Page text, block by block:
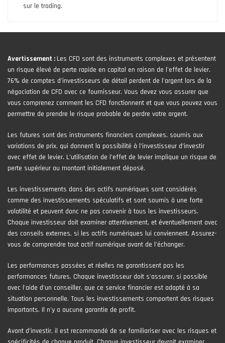
sur le trading.
Avertissement : Les CFD sont des instruments complexes et présentent
un risque élevé de perte rapide en capital en raison de l'effet de levier.
76% de comptes d'investisseurs de détail perdent de l'argent lors de la
négociation de CFD avec ce fournisseur. Vous devez vous assurer que
vous comprenez comment les CFD fonctionnent et que vous pouvez vous
permettre de prendre le risque probable de perdre votre argent.
Les futures sont des instruments financiers complexes, soumis aux
variations de prix, qui donnent la possibilité à l’investisseur d’investir
avec effet de levier. L’utilisation de l’effet de levier implique un risque de
perte supérieur au montant initialement déposé.
Les investissements dans des actifs numériques sont considérés
comme des investissements spéculatifs et sont soumis à une forte
volatilité et peuvent donc ne pas convenir à tous les investisseurs.
Chaque investisseur doit examiner attentivement, et éventuellement avec
des conseils externes, si les actifs numériques lui conviennent. Assurez-
vous de comprendre tout actif numérique avant de l'échanger.
Les performances passées et réelles ne garantissent pas les
performances futures. Chaque investisseur doit s'assurer, si possible
avec l'aide d'un conseiller, que ce service financier est adapté à sa
situation personnelle. Tous les investissements comportent des risques
importants. Il n'y a aucune garantie de profit.
Avant d’investir, il est recommandé de se familiariser avec les risques et